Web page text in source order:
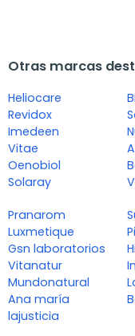
Otras marcas
Heliocare
Revidox
Imedeen
Vitae
Oenobiol
Solaray
Pranarom
Luxmetique
Gsn laboratorios
Vitanatur
Mundonatural
Ana maría
lajusticia